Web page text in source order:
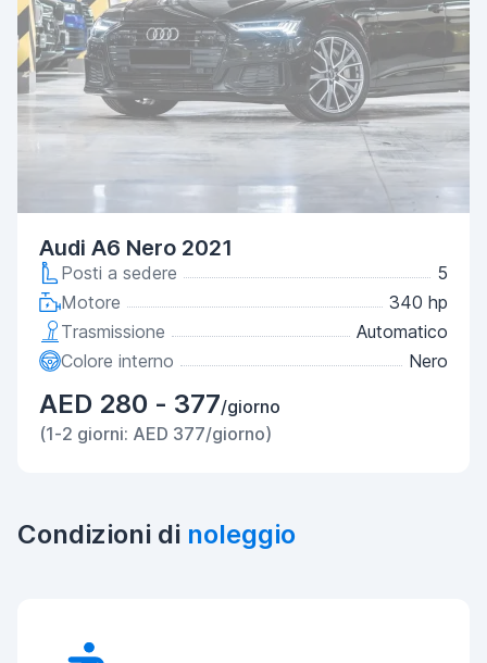
Audi A6 Nero 2021
Posti a sedere
5
Motore
340 hp
Trasmissione
Automatico
Colore interno
Nero
AED 280 - 377/giorno
(1-2 giorni: AED 377/giorno)
Condizioni di noleggio